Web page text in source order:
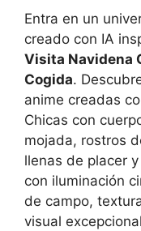
Entra en un
creado con IA
Visita Navidena
Cogida.
anime creadas
Chicas con
mojada, rostros
llenas de placer
con iluminación
de campo,
visual